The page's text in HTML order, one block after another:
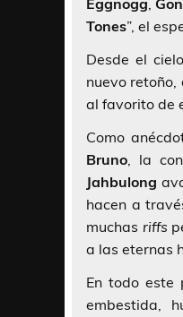
Eggnogg,
Tones”, el
Desde el
nuevo
al favorito de
Como
Bruno, la
Jahbulong
hacen a
muchas riffs
a las eternas
En todo este
embestida,